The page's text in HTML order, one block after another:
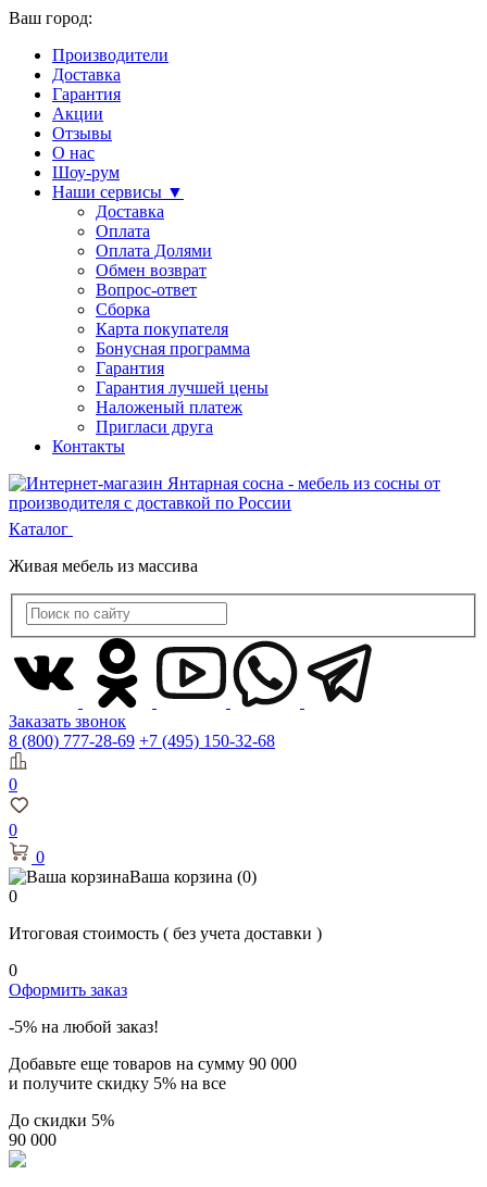
Ваш город:
Производители
Доставка
Гарантия
Акции
Отзывы
О нас
Шоу-рум
Наши сервисы ▼
Доставка
Оплата
Оплата Долями
Обмен возврат
Вопрос-ответ
Сборка
Карта покупателя
Бонусная программа
Гарантия
Гарантия лучшей цены
Наложеный платеж
Пригласи друга
Контакты
Каталог
Живая мебель из массива
Заказать звонок
8 (800) 777-28-69 +7 (495) 150-32-68
0
0
0
Ваша корзина (0)
0
Итоговая стоимость ( без учета доставки )
0
Оформить заказ
-5% на любой заказ!
Добавьте еще товаров на сумму 90 000
и получите скидку 5% на все
До скидки 5%
90 000